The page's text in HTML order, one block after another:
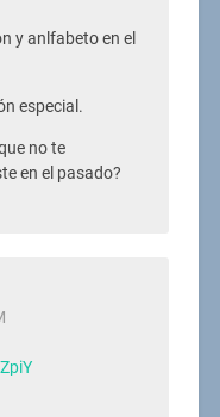
y anlfabeto en el
especial.
no te
en el pasado?